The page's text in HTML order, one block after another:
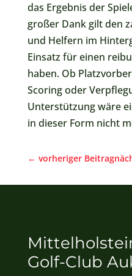
das Ergebnis der
großer Dank gilt den
und Helfern im
Einsatz für einen
haben. Ob
Scoring oder
Unterstützung wäre
in dieser Form nicht
← vorheriger Beitrag
Golf-Club